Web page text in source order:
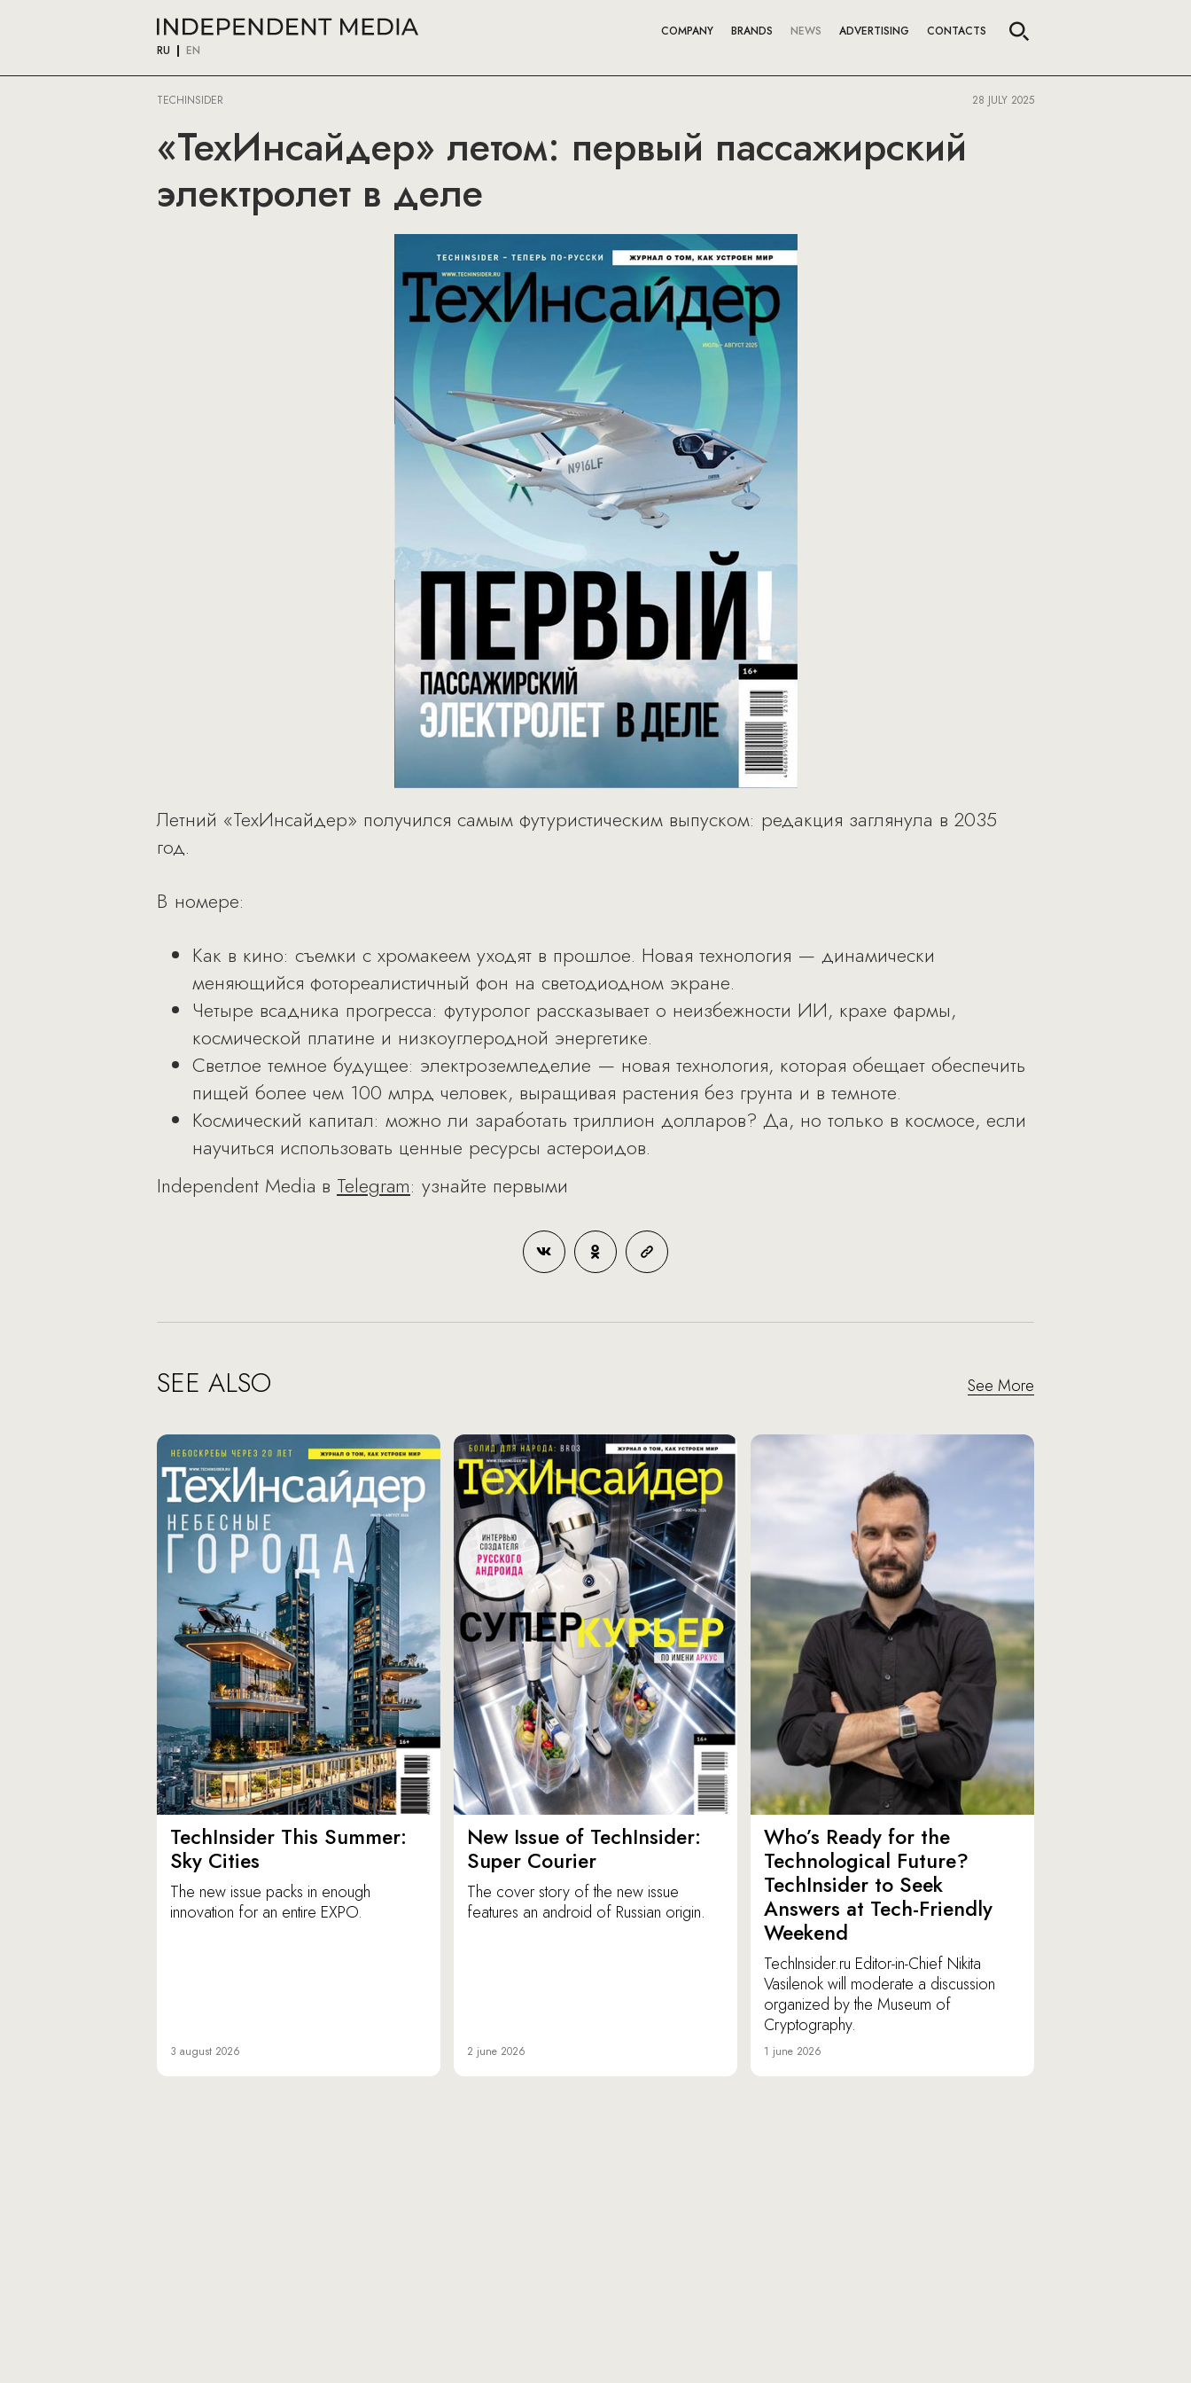
RU EN
COMPANY BRANDS NEWS ADVERTISING CONTACTS
TECHINSIDER 28 JULY 2025
«ТехИнсайдер» летом: первый пассажирский
электролет в деле
Летний «ТехИнсайдер» получился самым футуристическим выпуском: редакция заглянула в 2035
год.
В номере:
Как в кино: съемки с хромакеем уходят в прошлое. Новая технология — динамически
меняющийся фотореалистичный фон на светодиодном экране.
Четыре всадника прогресса: футуролог рассказывает о неизбежности ИИ, крахе фармы,
космической платине и низкоуглеродной энергетике.
Светлое темное будущее: электроземледелие — новая технология, которая обещает обеспечить
пищей более чем 100 млрд человек, выращивая растения без грунта и в темноте.
Космический капитал: можно ли заработать триллион долларов? Да, но только в космосе, если
научиться использовать ценные ресурсы астероидов.
Independent Media в Telegram: узнайте первыми
SEE ALSO See More
TechInsider This Summer:
Sky Cities
The new issue packs in enough
innovation for an entire EXPO.
3 august 2026
New Issue of TechInsider:
Super Courier
The cover story of the new issue
features an android of Russian origin.
2 june 2026
Who’s Ready for the
Technological Future?
TechInsider to Seek
Answers at Tech-Friendly
Weekend
TechInsider.ru Editor-in-Chief Nikita
Vasilenok will moderate a discussion
organized by the Museum of
Cryptography.
1 june 2026